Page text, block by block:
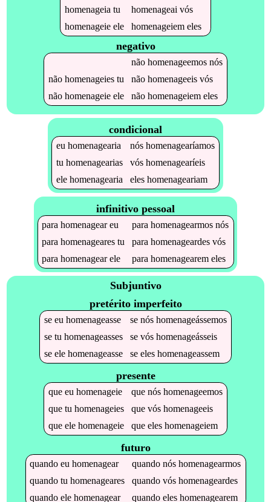
homenageia tu homenageai vós
homenageieele homenageiemeles
negativo
não homenageemosnós
não homenageiestu não homenageeisvós
não homenageieele não homenageiemeles
condicional
eu homenagearia nós homenagearíamos
tu homenagearias vós homenagearíeis
ele homenagearia eles homenageariam
infinitivo pessoal
parahomenageareu parahomenagearmos nós
parahomenageares tu parahomenageardes vós
parahomenagearele parahomenagearem eles
Subjuntivo
pretérito imperfeito
se eu homenageasse se nós homenageássemos
se tu homenageasses se vós homenageásseis
se ele homenageasse se eles homenageassem
presente
que eu homenageie que nós homenageemos
que tu homenageies que vós homenageeis
que ele homenageie que eles homenageiem
futuro
quandoeuhomenagear quandonóshomenagearmos
quandotuhomenageares quandovóshomenageardes
quandoelehomenagear quandoeleshomenagearem